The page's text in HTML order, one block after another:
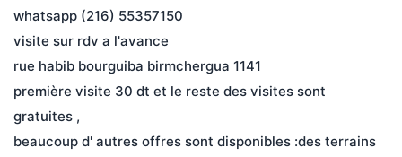
whatsapp (216) 55357150
visite sur rdv a l'avance
rue habib bourguiba birmchergua 1141
première visite 30 dt et le reste des visites sont
gratuites ,
beaucoup d' autres offres sont disponibles :des terrains